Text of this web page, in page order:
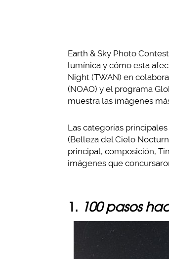
Earth & Sky Photo
lumínica y cómo esta
Night (TWAN) en
(NOAO) y el programa
muestra las imágenes
Las categorías
(Belleza del Cielo
principal, composición,
imágenes que
1. 100 pasos